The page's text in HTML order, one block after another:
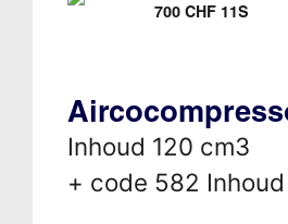
700 CHF 11S
Inhoud 120 cm3
+ code 582